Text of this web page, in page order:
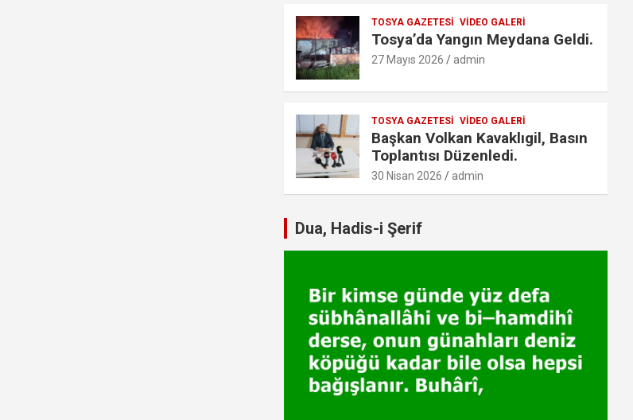
TOSYA GAZETESI VIDEO GALERI
Tosya’da Yangın Meydana Geldi.
27 Mayıs 2026 admin
TOSYA GAZETESI VIDEO GALERI
Başkan Volkan Kavaklıgil, Basın
Toplantısı Düzenledi.
30 Nisan 2026 admin
Dua, Hadis-i Şerif